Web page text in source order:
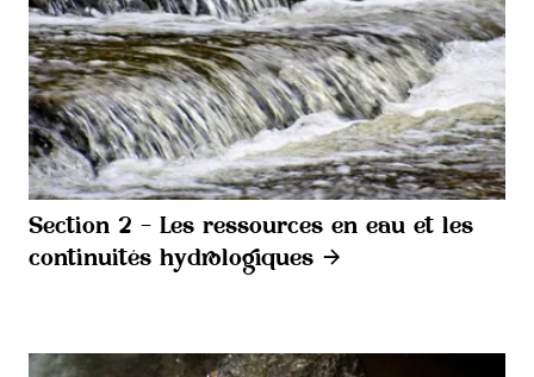
Section 2 - Les ressources en eau et les
continuités hydrologiques